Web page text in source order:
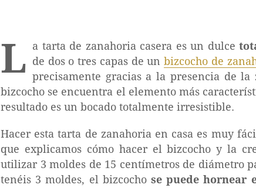
L a tarta de zanahoria casera es un dulce
de dos o tres capas de unbizcocho de
precisamente gracias a la presencia de
bizcocho se encuentra el elemento más
resultado es un bocado totalmente irresistible.
Hacer esta tarta de zanahoria en casa es muy
que explicamos cómo hacer el bizcocho y la
utilizar 3 moldes de 15 centímetros de diámetro
tenéis 3 moldes, el bizcochose puede hornear